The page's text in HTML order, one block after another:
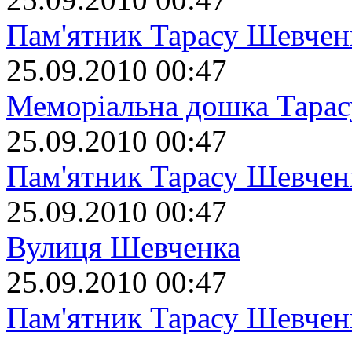
Пам'ятник Тарасу
25.09.2010 00:47
Меморіальна дошка
25.09.2010 00:47
Пам'ятник Тарасу
25.09.2010 00:47
Вулиця Шевченка
25.09.2010 00:47
Пам'ятник Тарасу